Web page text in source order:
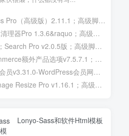
（高级版）2.11.1；高级脚本、插件和；移动
Pro 1.3.6&raquo；高级脚本、插件和；移动
Pro v2.0.5版；高级脚本、插件和；移动
外产品选项v7.5.7.1；高级脚本、插件和；移动
WordPress会员网站；高级脚本、插件和；移动
Pro v1.16.1；高级脚本、插件和；移动
Lonyo-Sass和软件Html模板